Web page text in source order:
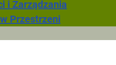
i Zarządzania
Przestrzeni